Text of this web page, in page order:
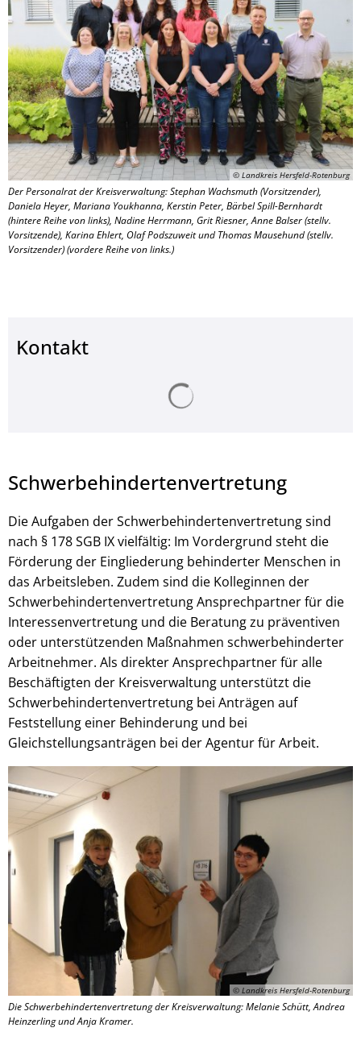
© Landkreis Hersfeld-Rotenburg
Der Personalrat der Kreisverwaltung: Stephan Wachsmuth (Vorsitzender),
Daniela Heyer, Mariana Youkhanna, Kerstin Peter, Bärbel Spill-Bernhardt
(hintere Reihe von links), Nadine Herrmann, Grit Riesner, Anne Balser (stellv.
Vorsitzende), Karina Ehlert, Olaf Podszuweit und Thomas Mausehund (stellv.
Vorsitzender) (vordere Reihe von links.)
Kontakt
Schwerbehindertenvertretung
Die Aufgaben der Schwerbehindertenvertretung sind
nach § 178 SGB IX vielfältig: Im Vordergrund steht die
Förderung der Eingliederung behinderter Menschen in
das Arbeitsleben. Zudem sind die Kolleginnen der
Schwerbehindertenvertretung Ansprechpartner für die
Interessenvertretung und die Beratung zu präventiven
oder unterstützenden Maßnahmen schwerbehinderter
Arbeitnehmer. Als direkter Ansprechpartner für alle
Beschäftigten der Kreisverwaltung unterstützt die
Schwerbehindertenvertretung bei Anträgen auf
Feststellung einer Behinderung und bei
Gleichstellungsanträgen bei der Agentur für Arbeit.
© Landkreis Hersfeld-Rotenburg
Die Schwerbehindertenvertretung der Kreisverwaltung: Melanie Schütt, Andrea
Heinzerling und Anja Kramer.